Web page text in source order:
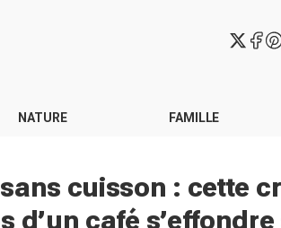
NATURE FAMILLE
cuisson : cette
d’un café s’effondre